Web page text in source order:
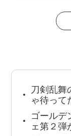
刀剣乱舞
ゃ待って
ゴールデ
ェ第２弾